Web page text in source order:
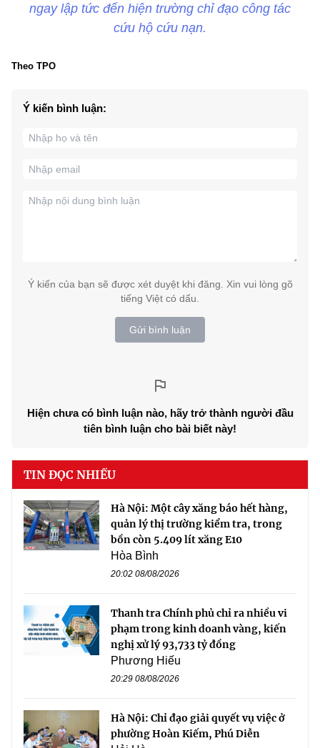
ngay lập tức đến hiện trường chỉ đạo công tác
cứu hộ cứu nạn.
Theo TPO
Ý kiến bình luận:
Ý kiến của bạn sẽ được xét duyệt khi đăng. Xin vui lòng gõ
tiếng Việt có dấu.
Gửi bình luận
Hiện chưa có bình luận nào, hãy trở thành người đầu
tiên bình luận cho bài biết này!
TIN ĐỌC NHIỀU
Hà Nội: Một cây xăng báo hết hàng,
quản lý thị trường kiểm tra, trong
bồn còn 5.409 lít xăng E10
Hòa Bình
20:02 08/08/2026
Thanh tra Chính phủ chỉ ra nhiều vi
phạm trong kinh doanh vàng, kiến
nghị xử lý 93,733 tỷ đồng
Phương Hiếu
20:29 08/08/2026
Hà Nội: Chỉ đạo giải quyết vụ việc ở
phường Hoàn Kiếm, Phú Diễn